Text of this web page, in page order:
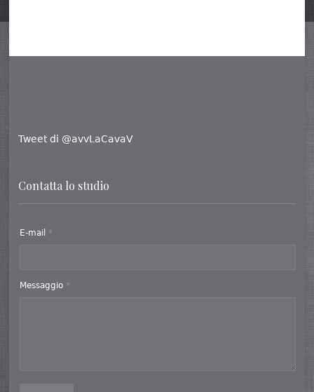
Tweet di @avvLaCavaV
Contatta lo studio
E-mail *
Messaggio *